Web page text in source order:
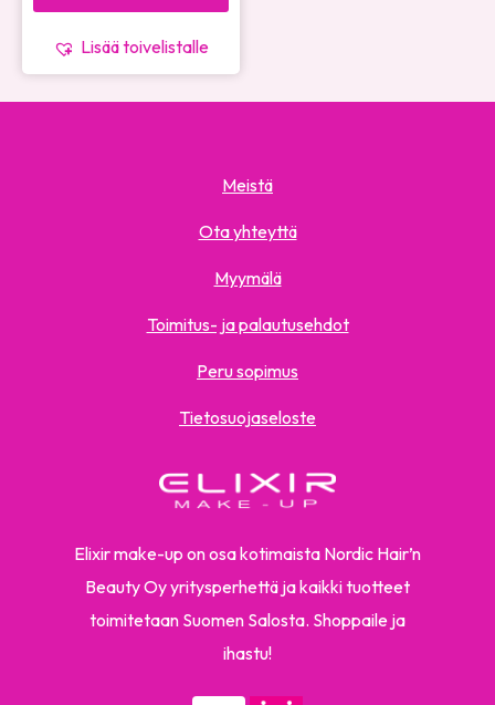
Lisää toivelistalle
Elixir make-up on osa kotimaista Nordic Hair’n
Beauty Oy yritysperhettä ja kaikki tuotteet
toimitetaan Suomen Salosta. Shoppaile ja
ihastu!
Meistä
Ota yhteyttä
Myymälä
Toimitus- ja palautusehdot
Peru sopimus
Tietosuojaseloste